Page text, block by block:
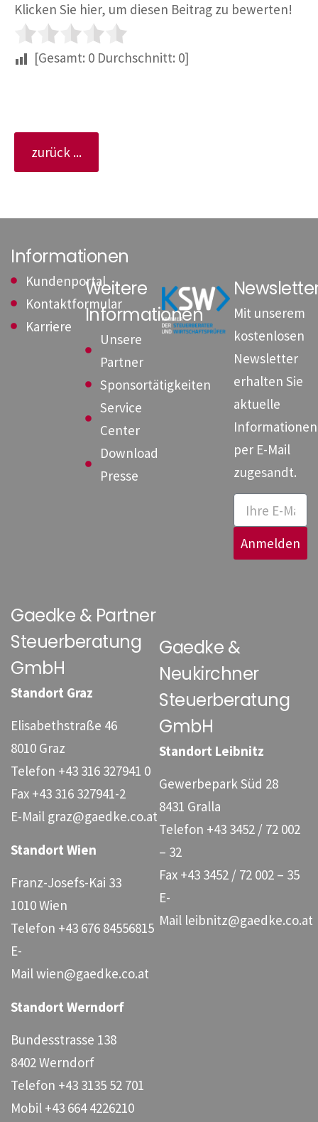
Klicken Sie hier, um diesen Beitrag zu bewerten!
[Gesamt: 0 Durchschnitt: 0]
zurück ...
Informationen
Kundenportal
Kontaktformular
Karriere
Weitere
Informationen
Unsere
Partner
Sponsortätigkeiten
Service
Center
Download
Presse
Mit unserem
kostenlosen
Newsletter
erhalten Sie
aktuelle
Informationen
per E-Mail
zugesandt.
Anmelden
Gaedke & Partner
Steuerberatung
GmbH
Standort Graz
Elisabethstraße 46
8010 Graz
Telefon +43 316 327941 0
Fax +43 316 327941-2
E-Mail graz@gaedke.co.at
Standort Wien
Franz-Josefs-Kai 33
1010 Wien
Telefon +43 676 84556815
E-
Mailwien@gaedke.co.at
Standort Werndorf
Bundesstrasse 138
8402 Werndorf
Telefon +43 3135 52 701
Mobil +43 664 4226210
Gaedke &
Neukirchner
Steuerberatung
GmbH
Standort Leibnitz
Gewerbepark Süd 28
8431 Gralla
Telefon +43 3452 / 72 002
– 32
Fax +43 3452 / 72 002 – 35
E-
Mail leibnitz@gaedke.co.at